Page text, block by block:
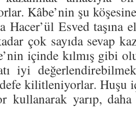
Kâbe’nin şu
Hacer’ül Esved taşına
çok sayıda sevap
içinde kılmış gibi
iyi
kilitleniyorlar. Huşu
kullanarak yarıp,